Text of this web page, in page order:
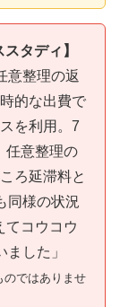
タディ】
意整理の返
的な出費で
を利用。7
任意整理の
ろ延滞料と
同様の状況
てコウコウ
した」
ではありませ